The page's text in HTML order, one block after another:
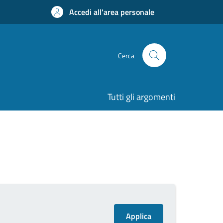
Accedi all'area personale
Cerca
Tutti gli argomenti